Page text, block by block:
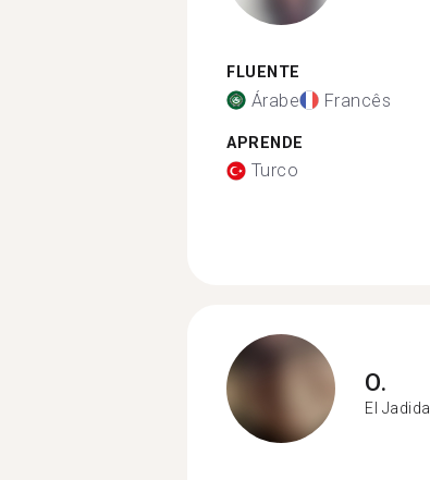
FLUENTE
Árabe Francês
APRENDE
Turco
O.
El Jadida